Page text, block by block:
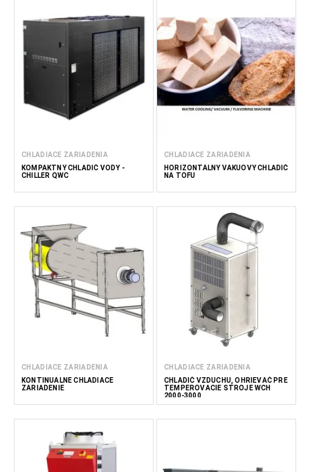
CHLADIACE ZARIADENIA
KOMPAKTNÝ CHLADIČ VODY -
CHILLER QWC
CHLADIACE ZARIADENIA
HORIZONTÁLNY VÁKUOVÝ CHLADIČ
NA TOFU
CHLADIACE ZARIADENIA
KONTINUÁLNE CHLADIACE
ZARIADENIE
CHLADIACE ZARIADENIA
CHLADIČ VZDUCHU, OHRIEVAČ PRE
TEMPEROVACIE STROJE WCH
2000-3000